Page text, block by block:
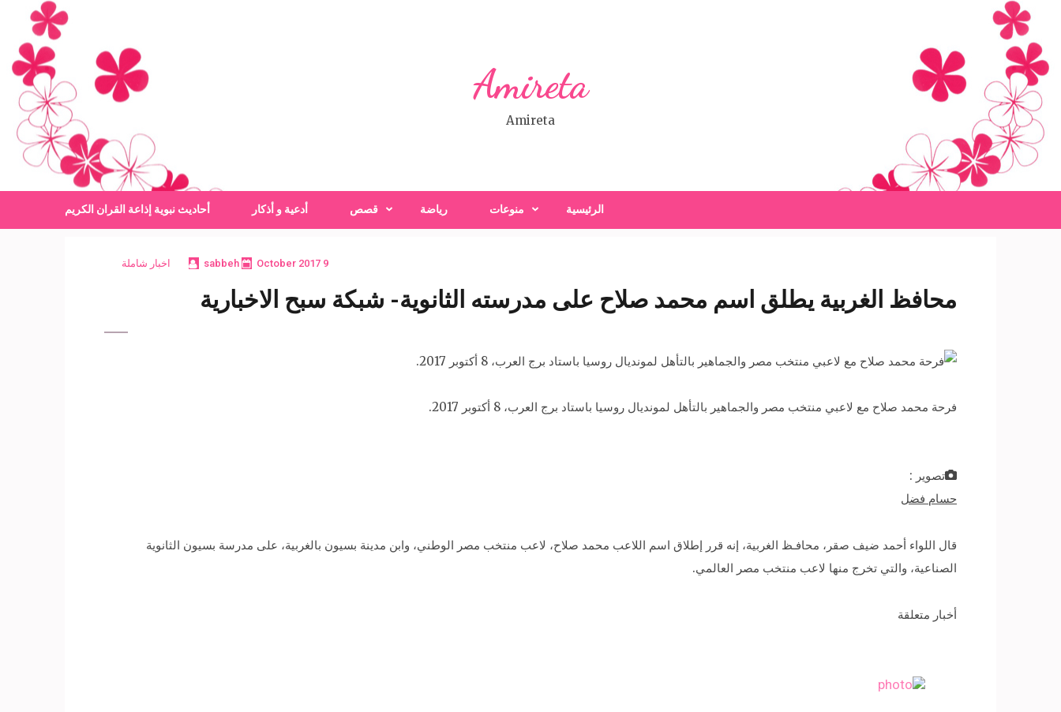
content
(Press
Enter)
Amireta
Amireta
الرئيسية منوعات رياضة قصص أدعية و أذكار أحاديث نبوية إذاعة القران الكريم
9 October 2017
sabbeh اخبار شاملة
محافظ الغربية يطلق اسم محمد صلاح على مدرسته الثانوية- شبكة سبح الاخبارية
فرحة محمد صلاح مع لاعبي منتخب مصر والجماهير بالتأهل لمونديال روسيا باستاد برج العرب، 8 أكتوبر 2017.
تصوير :
حسام فضل
قال اللواء أحمد ضيف صقر، محافـظ الغربية، إنه قرر إطلاق اسم اللاعب محمد صلاح، لاعب منتخب مصر الوطني، وابن مدينة بسيون بالغربية، على مدرسة بسيون الثانوية
الصناعية، والتي تخرج منها لاعب منتخب مصر العالمي.
أخبار متعلقة